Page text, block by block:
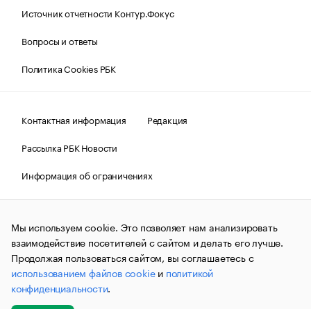
Источник отчетности Контур.Фокус
Вопросы и ответы
Политика Cookies РБК
Контактная информация
Редакция
Рассылка РБК Новости
Информация об ограничениях
Правовая информация
О соблюдении авторских прав
© АО «РОСБИЗНЕСКОНСАЛТИНГ»,1995–2026.Сообщения
и материалы информационного агентства «РБК»
(зарегистрировано Федеральной службой по надзору в сфере
связи, информационных технологий и массовых
коммуникаций (Роскомнадзор) 09.12.2015 за номером ИА
№ФС77-63848) сопровождаются пометкой «РБК». Отдельные
публикации могут содержать информацию,
не предназначенную для пользователей
Мы используем cookie. Это позволяет нам анализировать
взаимодействие посетителей с сайтом и делать его лучше.
Продолжая пользоваться сайтом, вы соглашаетесь с
использованием файлов cookieи политикой
конфиденциальности.